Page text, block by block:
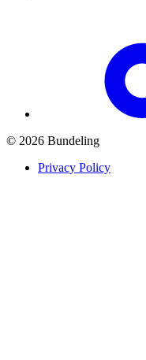
© 2026 Bundeling
Privacy Policy